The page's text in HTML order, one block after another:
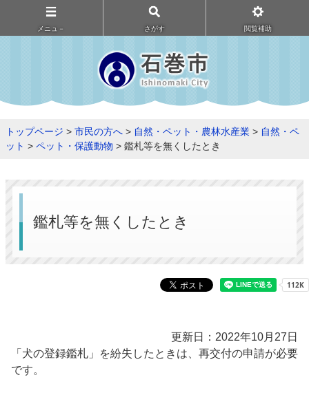
メニュ－ さがす 閲覧補助
トップページ > 市民の方へ > 自然・ペット・農林水産業 > 自然・ペ
ット > ペット・保護動物 > 鑑札等を無くしたとき
鑑札等を無くしたとき
更新日：2022年10月27日
「犬の登録鑑札」を紛失したときは、再交付の申請が必要
です。